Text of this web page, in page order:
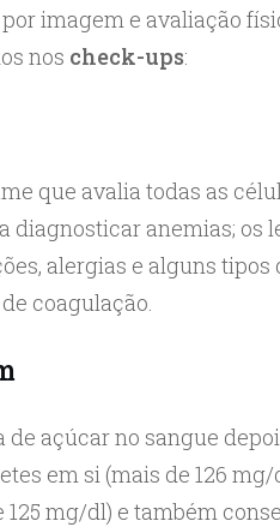
imagem e avaliação
nos check-ups:
que avalia todas as
diagnosticar anemias; os
alergias e alguns tipos
coagulação.
de açúcar no sangue
em si (mais de 126
125 mg/dl) e também